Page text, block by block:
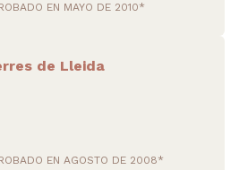
EN MAYO DE 2010*
de Lleida
EN AGOSTO DE 2008*